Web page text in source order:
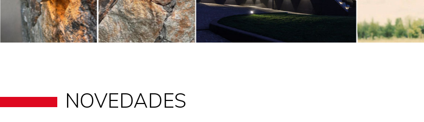
NOVEDADES